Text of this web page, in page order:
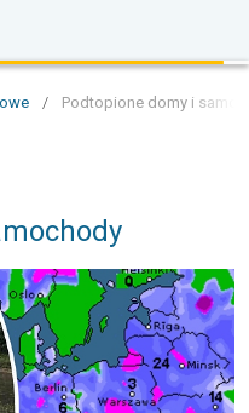
/ Podtopione domy i